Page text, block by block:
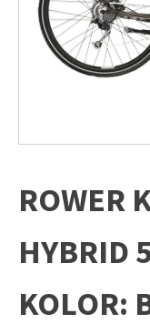
ROWER
HYBRID
KOLOR: